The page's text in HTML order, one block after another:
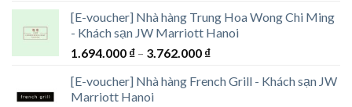
[E-voucher] Nhà hàng Trung Hoa Wong Chi Ming
- Khách sạn JW Marriott Hanoi
1.694.000 ₫ – 3.762.000 ₫Khoảng
từ
[E-voucher] Nhà hàng French Grill - Khách sạn JW
Marriott Hanoi